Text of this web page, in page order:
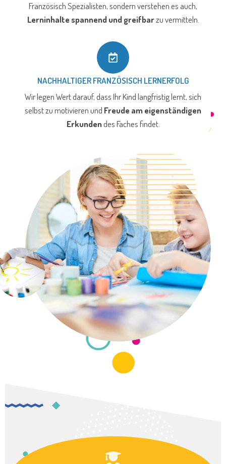
Französisch Spezialisten, sondern verstehen es auch,
Lerninhalte spannend und greifbarzu vermitteln.
NACHHALTIGER FRANZÖSISCH LERNERFOLG
Wir legen Wert darauf, dass Ihr Kind langfristig lernt, sich
selbst zu motivieren und Freude am eigenständigen
Erkundendes Faches findet.